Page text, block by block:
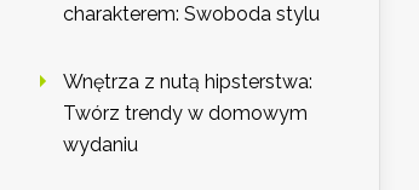
charakterem: Swoboda stylu
Wnętrza z nutą hipsterstwa:
Twórz trendy w domowym
wydaniu